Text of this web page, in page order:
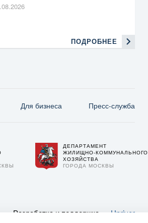
ПОДРОБНЕЕ
Для бизнеса Пресс-служба
ДЕПАРТАМЕНТ
ЖИЛИЩНО-КОММУНАЛЬНОГО
ХОЗЯЙСТВА
ГОРОДА МОСКВЫ
Разработка и поддержка — Upriver